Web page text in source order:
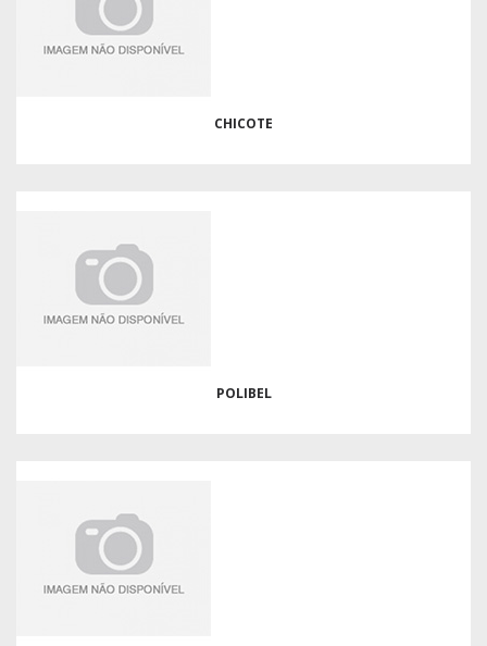
CHICOTE
POLIBEL